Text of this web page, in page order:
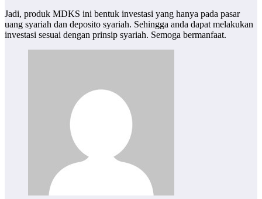
Jadi, produk MDKS ini bentuk investasi yang hanya pada pasar
uang syariah dan deposito syariah. Sehingga anda dapat melakukan
investasi sesuai dengan prinsip syariah. Semoga bermanfaat.